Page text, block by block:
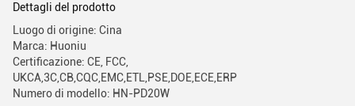
Dettagli del prodotto
Luogo di origine: Cina
Marca: Huoniu
Certificazione: CE, FCC,
UKCA,3C,CB,CQC,EMC,ETL,PSE,DOE,ECE,ERP
Numero di modello: HN-PD20W